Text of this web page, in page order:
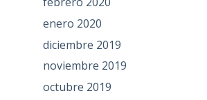
enero 2020
diciembre 2019
noviembre 2019
octubre 2019